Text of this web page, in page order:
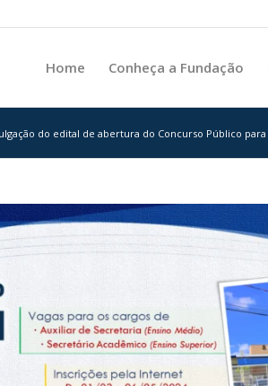
Home Conheça a Fundação
do edital de abertura do Concurso Público para